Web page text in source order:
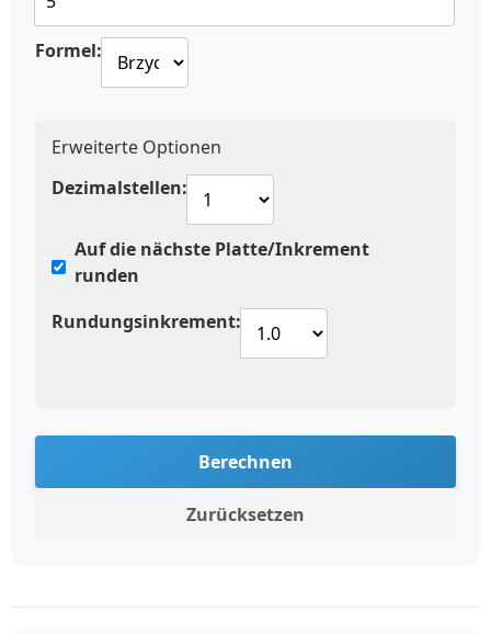
Formel:
Erweiterte Optionen
Dezimalstellen:
Auf die nächste Platte/Inkrement
runden
Rundungsinkrement:
Berechnen
Zurücksetzen